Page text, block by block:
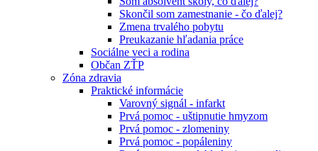
Skončil som zamestnanie - čo ďalej?
Zmena trvalého pobytu
Preukazanie hľadania práce
Sociálne veci a rodina
Občan ZŤP
Zóna zdravia
Praktické informácie
Varovný signál - infarkt
Prvá pomoc - uštipnutie hmyzom
Prvá pomoc - zlomeniny
Prvá pomoc - popáleniny